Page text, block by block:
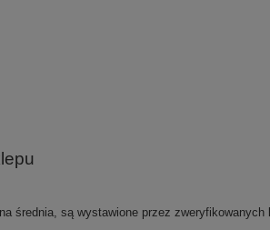
średnia, są wystawione przez zweryfikowanych